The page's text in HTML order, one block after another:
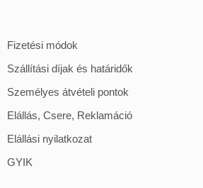
Fizetési módok
Szállítási díjak és határidők
Személyes átvételi pontok
Elállás, Csere, Reklamáció
Elállási nyilatkozat
GYIK